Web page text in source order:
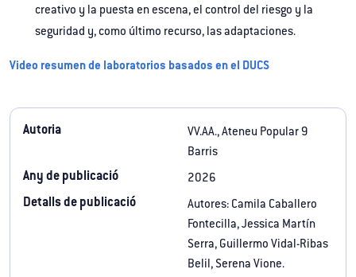
creativo y la puesta en escena, el control del riesgo y la
seguridad y, como último recurso, las adaptaciones.
Video resumen de laboratorios basados en el DUCS
Autoria
VV.AA., Ateneu Popular 9
Barris
Any de publicació 2026
Detalls de publicació
Autores: Camila Caballero
Fontecilla, Jessica Martín
Serra, Guillermo Vidal-Ribas
Belil, Serena Vione.